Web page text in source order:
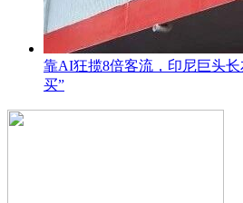
靠AI狂揽8倍客流，印尼巨头
买”